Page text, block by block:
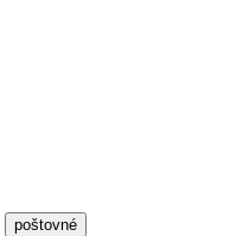
poštovné